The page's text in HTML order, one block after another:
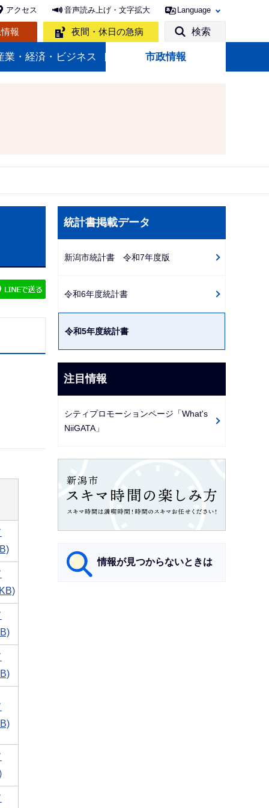
アクセス 音声読み上げ・文字拡大 Language
報 夜間・休日の急病 検索
業・経済・ビジネス 市政情報
サ
ビ
ー
シ
ョ
ン
こ
こ
ら
統計書掲載データ
新潟市統計書 令和7年度版
令和6年度統計書
令和5年度統計書
注目情報
シティプロモーションページ「What's
NiiGATA」
情報が見つからないときは